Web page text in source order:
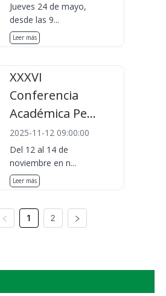
Jueves 24 de mayo,
desde las 9...
Leer más
XXXVI
Conferencia
Académica Pe...
2025-11-12 09:00:00
Del 12 al 14 de
noviembre en n...
Leer más
1 2